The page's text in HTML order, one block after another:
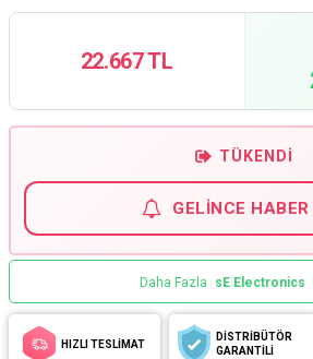
22.667 TL
TÜKENDI
GELINCE HABER
Daha Fazla sE Electronics
HIZLI TESLİMAT
DİSTRİBÜTÖR
GARANTİLİ